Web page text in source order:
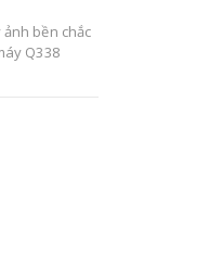
bền chắc
Q338